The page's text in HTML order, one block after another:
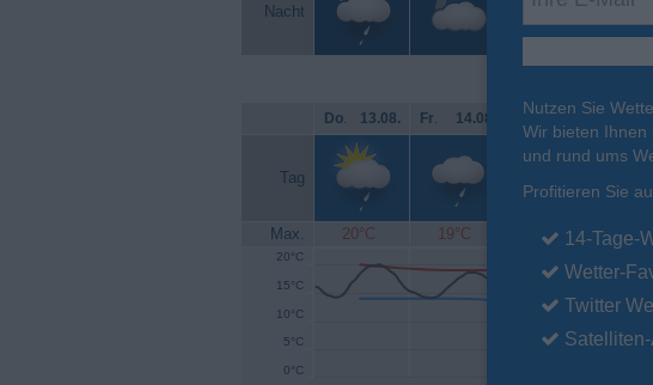
Nacht
Do. 13.08. Fr. 14.08. Sa. 15.08. So.
Tag
Max. 20°C 19°C 19°C
0°C
5°C
10°C
15°C
20°C
Nutzen Sie
Wir bieten Ihnen
und rund ums
Profitieren Sie
14-Tage-
Wetter-
Twitter